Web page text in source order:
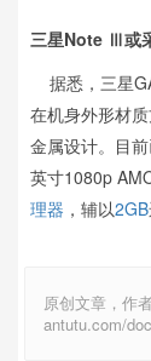
三星Note Ⅲ或
据悉，三星
在机身外形材
金属设计。目
英寸1080p
理器 ，辅以2GB
原创文章，作
antutu.com/